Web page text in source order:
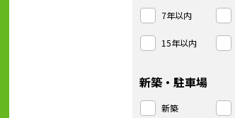
7年以内
15年以内
新築・駐車場
新築